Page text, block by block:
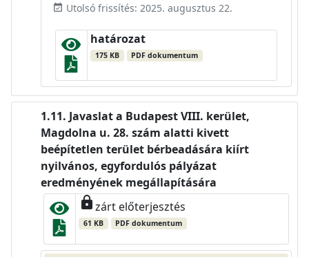
event_available Utolsó frissítés: 2025. augusztus 22.
határozat
175 KB PDF dokumentum
Javaslat a Budapest VIII. kerület,
Magdolna u. 28. szám alatti kivett
beépítetlen terület bérbeadására kiírt
nyilvános, egyfordulós pályázat
eredményének megállapítására
lockzárt előterjesztés
61 KB PDF dokumentum